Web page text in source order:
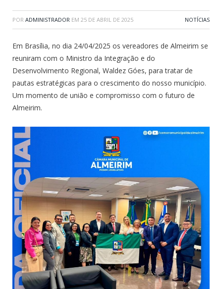
POR ADMINISTRADOR EM 25 DE ABRIL DE 2025 NOTÍCIAS
Em Brasília, no dia 24/04/2025 os vereadores de Almeirim se
reuniram com o Ministro da Integração e do
Desenvolvimento Regional, Waldez Góes, para tratar de
pautas estratégicas para o crescimento do nosso município.
Um momento de união e compromisso com o futuro de
Almeirim.